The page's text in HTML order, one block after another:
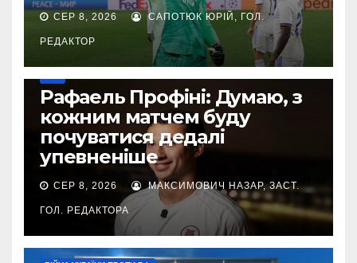
СЕР 8, 2026 САПОТЮК ЮРІЙ, ГОЛ.
РЕДАКТОР
Рафаель Профіні: Думаю, з
кожним матчем буду
почуватися дедалі
упевненіше
СЕР 8, 2026 МАКСИМОВИЧ НАЗАР, ЗАСТ.
ГОЛ. РЕДАКТОРА